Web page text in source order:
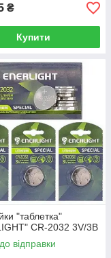
₴
Купити
"таблетка"
CR-2032 3V/3В
відправки